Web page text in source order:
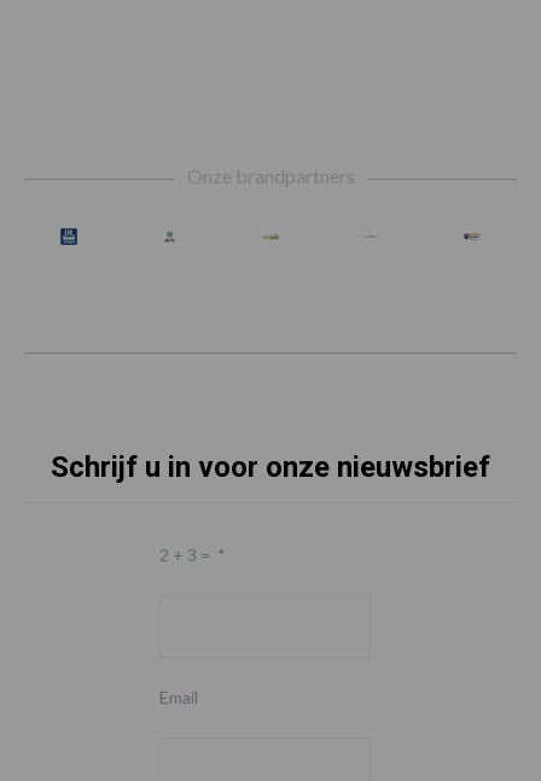
Onze brandpartners
Schrijf u in voor onze nieuwsbrief
2 + 3 = *
Email